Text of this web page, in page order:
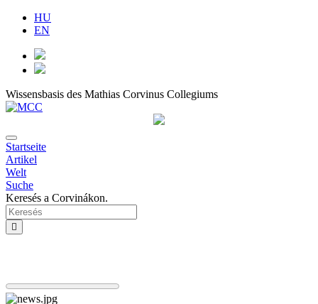
HU
EN
Wissensbasis des Mathias Corvinus Collegiums
Startseite
Artikel
Welt
Suche
Keresés a Corvinákon.